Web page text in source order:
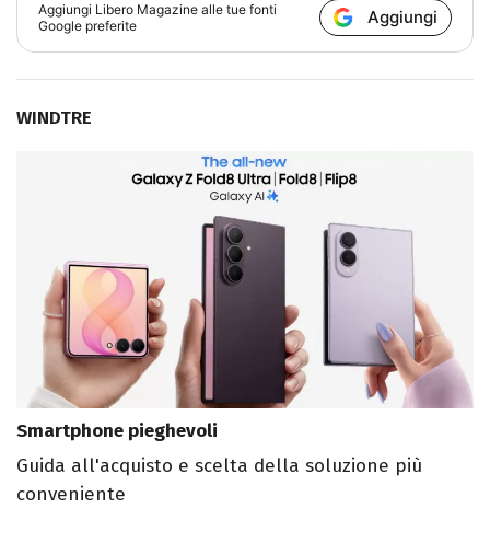
Aggiungi Libero Magazine alle tue fonti
Google preferite
Aggiungi
WINDTRE
Smartphone pieghevoli
Guida all'acquisto e scelta della soluzione più
conveniente